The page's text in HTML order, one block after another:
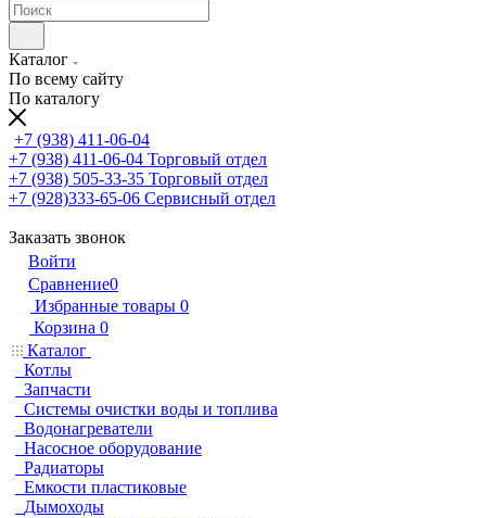
Каталог
По всему сайту
По каталогу
+7 (938) 411-06-04
+7 (938) 411-06-04 Торговый отдел
+7 (938) 505-33-35 Торговый отдел
+7 (928)333-65-06 Сервисный отдел
Заказать звонок
Войти
Сравнение0
Избранные товары 0
Корзина 0
Каталог
Котлы
Запчасти
Системы очистки воды и топлива
Водонагреватели
Насосное оборудование
Радиаторы
Емкости пластиковые
Дымоходы